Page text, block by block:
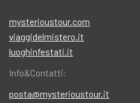
mysterioustour.com
viaggidelmistero.it
luoghinfestati.it
Info&Contatti:
posta@mysterioustour.it